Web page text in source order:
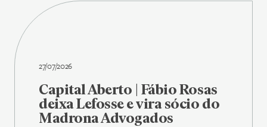
27/07/2026
Capital Aberto | Fábio Rosas
deixa Lefosse e vira sócio do
Madrona Advogados